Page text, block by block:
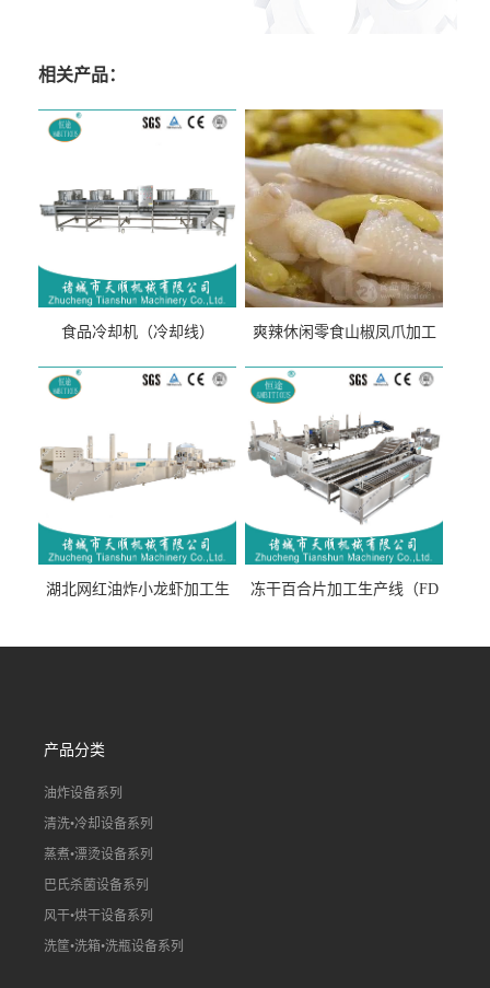
相关产品：
食品冷却机（冷却线）
爽辣休闲零食山椒凤爪加工
流水线）
湖北网红油炸小龙虾加工生
线）
冻干百合片加工生产线（FD
线）
产品分类
油炸设备系列
清洗•冷却设备系列
蒸煮•漂烫设备系列
巴氏杀菌设备系列
风干•烘干设备系列
洗筐•洗箱•洗瓶设备系列